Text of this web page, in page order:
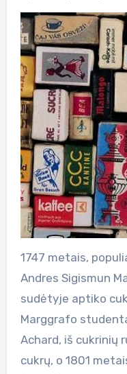
1747 metais,
Andres Sigismun
sudėtyje aptiko
Marggrafo
Achard, iš cukrinių
cukrų, o 1801